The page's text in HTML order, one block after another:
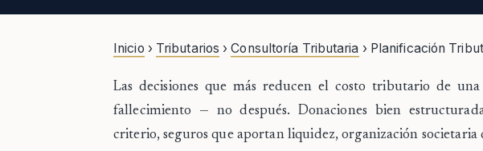
Inicio › Tributarios ›Consultoría Tributaria › Planificación
Las decisiones que más reducen el costo tributario de
fallecimiento — no después. Donaciones bien
criterio, seguros que aportan liquidez, organización